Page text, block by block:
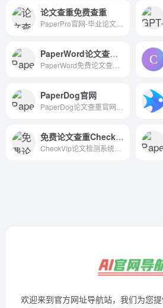
论文查重免费查重
PaperWord论文查重免费查重
PaperDog官网
免费论文查重CheckVip
欢迎来到官方网址导航站，我们为您